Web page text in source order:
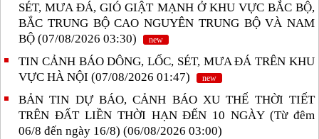
SÉT, MƯA ĐÁ, GIÓ GIẬT MẠNH Ở KHU VỰC BẮC BỘ,
BẮC TRUNG BỘ CAO NGUYÊN TRUNG BỘ VÀ NAM
BỘ (07/08/2026 03:30)
new
TIN CẢNH BÁO DÔNG, LỐC, SÉT, MƯA ĐÁ TRÊN KHU
VỰC HÀ NỘI (07/08/2026 01:47)
new
BẢN TIN DỰ BÁO, CẢNH BÁO XU THẾ THỜI TIẾT
TRÊN ĐẤT LIỀN THỜI HẠN ĐẾN 10 NGÀY (Từ đêm
06/8 đến ngày 16/8) (06/08/2026 03:00)